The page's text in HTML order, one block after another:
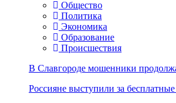
Общество
Политика
Экономика
Образование
Происшествия
В Славгороде мошенники
Россияне выступили за